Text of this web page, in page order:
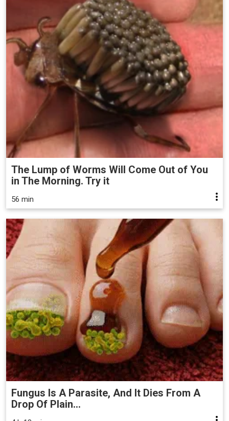
The Lump of Worms Will Come Out of You
in The Morning. Try it
56 min
Fungus Is A Parasite, And It Dies From A
Drop Of Plain...